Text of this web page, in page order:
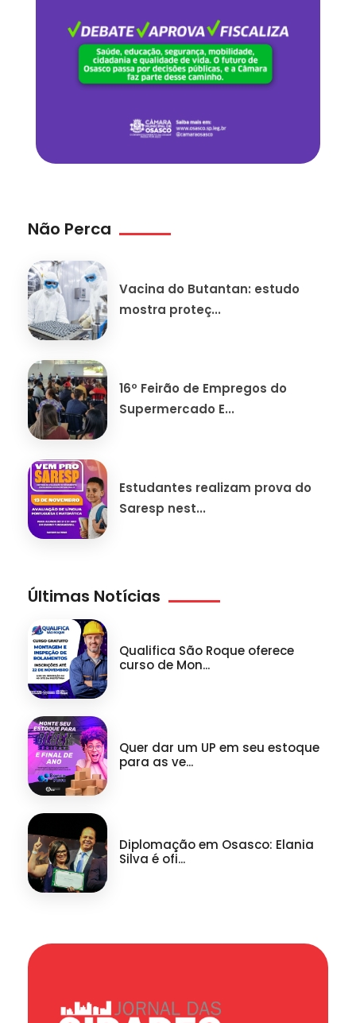
Não Perca
Vacina do Butantan: estudo
mostra proteç...
16º Feirão de Empregos do
Supermercado E...
Estudantes realizam prova do
Saresp nest...
Últimas Notícias
Qualifica São Roque oferece
curso de Mon...
Quer dar um UP em seu estoque
para as ve...
Diplomação em Osasco: Elania
Silva é ofi...